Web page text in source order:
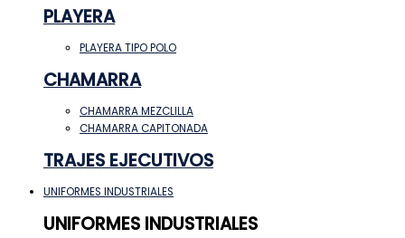
PLAYERA
PLAYERA TIPO POLO
CHAMARRA
CHAMARRA MEZCLILLA
CHAMARRA CAPITONADA
TRAJES EJECUTIVOS
UNIFORMES INDUSTRIALES
UNIFORMES INDUSTRIALES